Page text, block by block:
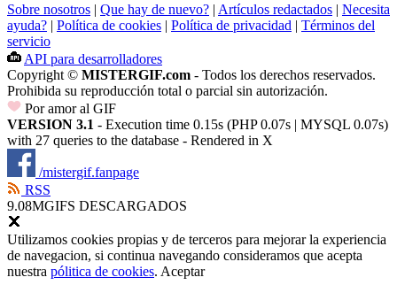
Sobre nosotros | Que hay de nuevo? | Artículos redactados | Necesita
ayuda? | Política de cookies | Política de privacidad | Términos del
servicio
API para desarrolladores
Copyright © MISTERGIF.com - Todos los derechos reservados.
Prohibida su reproducción total o parcial sin autorización.
Por amor al GIF
VERSION 3.1 - Execution time 0.15s (PHP 0.07s | MYSQL 0.07s)
with 27 queries to the database - Rendered in X
/mistergif.fanpage
RSS
9.08MGIFS DESCARGADOS
Utilizamos cookies propias y de terceros para mejorar la experiencia
de navegacion, si continua navegando consideramos que acepta
nuestra pólitica de cookies. Aceptar